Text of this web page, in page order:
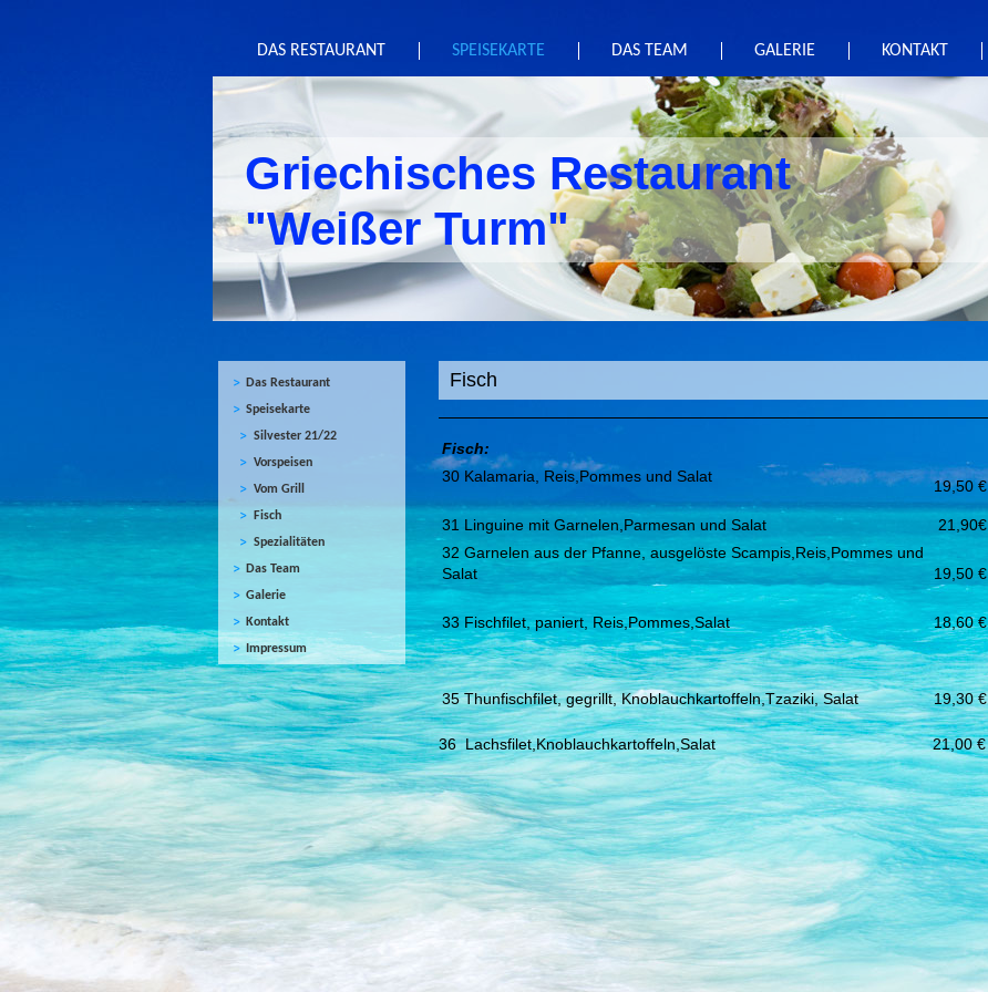
DAS RESTAURANT SPEISEKARTE DAS TEAM GALERIE KONTAKT
Griechisches Restaurant
"Weißer Turm"
Das Restaurant
Speisekarte
Silvester 21/22
Vorspeisen
Vom Grill
Fisch
Spezialitäten
Das Team
Galerie
Kontakt
Impressum
Fisch
Fisch:
30 Kalamaria, Reis,Pommes und Salat
19,50 €
31 Linguine mit Garnelen,Parmesan und Salat
21,90€
32 Garnelen aus der Pfanne, ausgelöste Scampis,Reis,Pommes und
Salat
19,50 €
33 Fischfilet, paniert, Reis,Pommes,Salat 18,60 €
35 Thunfischfilet, gegrillt, Knoblauchkartoffeln,Tzaziki, Salat 19,30 €
36 Lachsfilet,Knoblauchkartoffeln,Salat 21,00 €